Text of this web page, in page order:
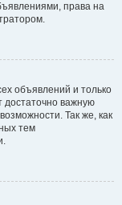
права на
объявлений и только
достаточно важную
Так же, как
тем